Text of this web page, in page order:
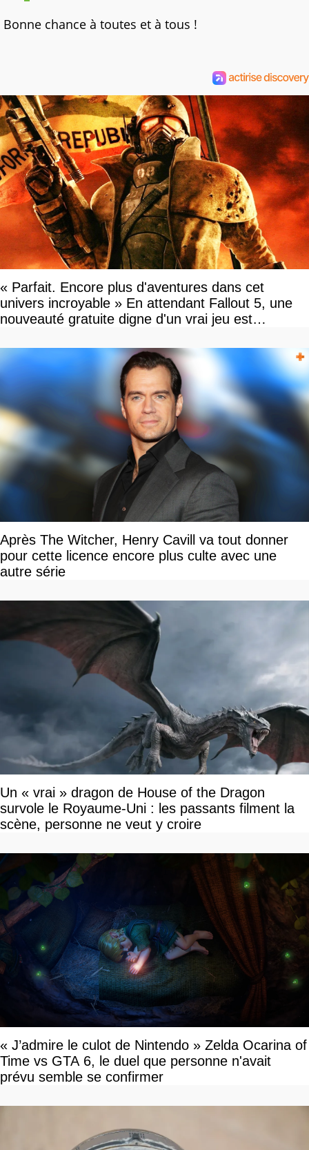
Bonne chance à toutes et à tous !
« Parfait. Encore plus d'aventures dans cet
univers incroyable » En attendant Fallout 5, une
nouveauté gratuite digne d'un vrai jeu est
Après The Witcher, Henry Cavill va tout donner
pour cette licence encore plus culte avec une
autre série
Un « vrai » dragon de House of the Dragon
survole le Royaume-Uni : les passants filment la
scène, personne ne veut y croire
« J’admire le culot de Nintendo » Zelda Ocarina of
Time vs GTA 6, le duel que personne n'avait
prévu semble se confirmer